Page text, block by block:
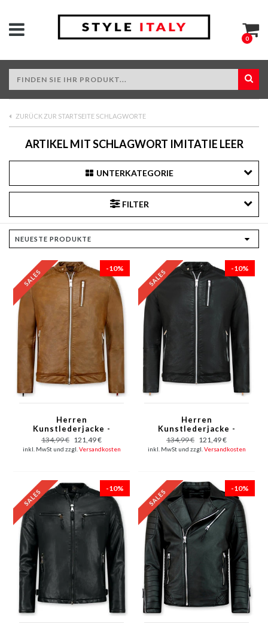
0
ZURÜCK ZUR STARTSEITE SCHLAGWORTE
ARTIKEL MIT SCHLAGWORT IMITATIE LEER
UNTERKATEGORIE
FILTER
-10%
Herren
Kunstlederjacke -
Bikerjacke - Brown
134,99 € 121,49 €
inkl. MwSt und zzgl. Versandkosten
-10%
Herren
Kunstlederjacke -
Bikerjacke - Schwarz
134,99 € 121,49 €
inkl. MwSt und zzgl. Versandkosten
-10% -10%